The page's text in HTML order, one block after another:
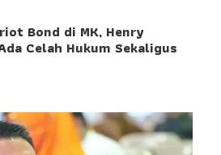
Bond di MK, Henry
Celah Hukum Sekaligus